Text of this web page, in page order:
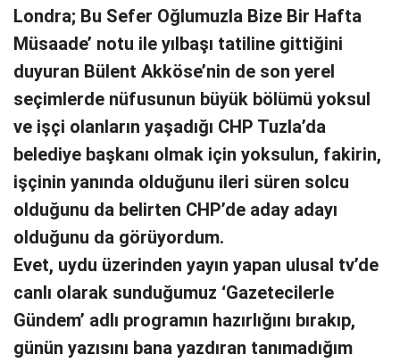
Londra; Bu Sefer Oğlumuzla Bize Bir Hafta
Müsaade’ notu ile yılbaşı tatiline gittiğini
duyuran Bülent Akköse’nin de son yerel
seçimlerde nüfusunun büyük bölümü yoksul
ve işçi olanların yaşadığı CHP Tuzla’da
belediye başkanı olmak için yoksulun, fakirin,
işçinin yanında olduğunu ileri süren solcu
olduğunu da belirten CHP’de aday adayı
olduğunu da görüyordum.
Evet, uydu üzerinden yayın yapan ulusal tv’de
canlı olarak sunduğumuz ‘Gazetecilerle
Gündem’ adlı programın hazırlığını bırakıp,
günün yazısını bana yazdıran tanımadığım